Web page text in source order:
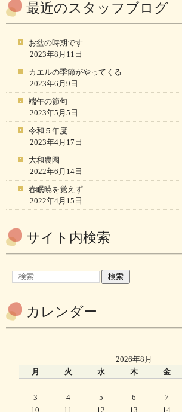
最近のスタッフブログ
お盆の時期です
2023年8月11日
カエルの季節がやってくる
2023年6月9日
端午の節句
2023年5月5日
令和５年度
2023年4月17日
大和農園
2022年6月14日
春眠暁を覚えず
2022年4月15日
サイト内検索
カレンダー
2026年8月
月
火 水 木 金
3
4 5 6 7
10
11 12 13 14